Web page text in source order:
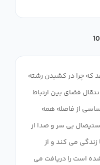
که چرا در کشیدن رشته
فضای بین ارتباط
7 دقیقه، احساسی از فاصله همه
بی سر و صدا از
زندگی می کند و از
است را دریافت می